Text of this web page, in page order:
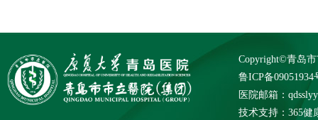
Copyright©青岛
鲁ICP备09051934
医院邮箱：
技术支持： 365健